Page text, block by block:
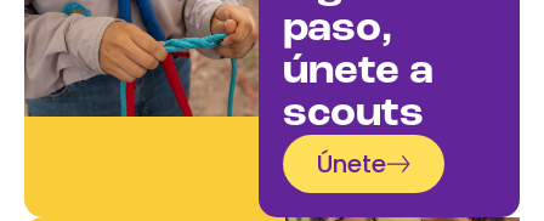
paso,
únete a
scouts
Únete